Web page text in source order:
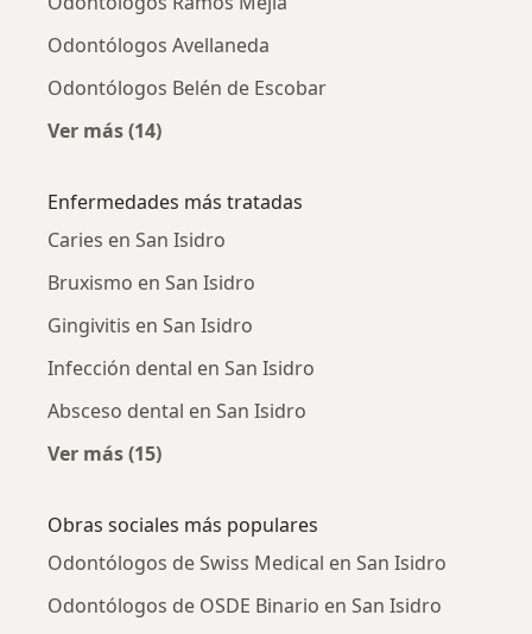
Odontólogos Avellaneda
Odontólogos Belén de Escobar
Ver más (14)
Enfermedades más tratadas
Caries en San Isidro
Bruxismo en San Isidro
Gingivitis en San Isidro
Infección dental en San Isidro
Absceso dental en San Isidro
Ver más (15)
Obras sociales más populares
Odontólogos de Swiss Medical en San Isidro
Odontólogos de OSDE Binario en San Isidro